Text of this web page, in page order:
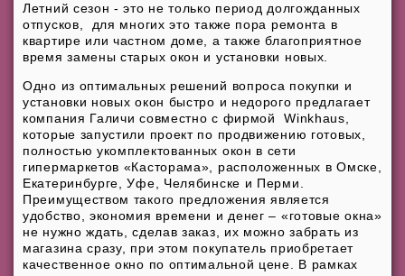
Летний сезон - это не только период долгожданных
отпусков, для многих это также пора ремонта в
квартире или частном доме, а также благоприятное
время замены старых окон и установки новых.
Одно из оптимальных решений вопроса покупки и
установки новых окон быстро и недорого предлагает
компания Галичи совместно с фирмой Winkhaus,
которые запустили проект по продвижению готовых,
полностью укомплектованных окон в сети
гипермаркетов «Касторама», расположенных в Омске,
Екатеринбурге, Уфе, Челябинске и Перми.
Преимуществом такого предложения является
удобство, экономия времени и денег – «готовые окна»
не нужно ждать, сделав заказ, их можно забрать из
магазина сразу, при этом покупатель приобретает
качественное окно по оптимальной цене. В рамках